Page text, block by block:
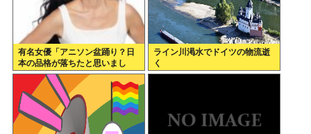
有名女優「アニソン盆踊り？日
本の品格が落ちたと思いまし
た」
ライン川渇水でドイツの物流逝
く